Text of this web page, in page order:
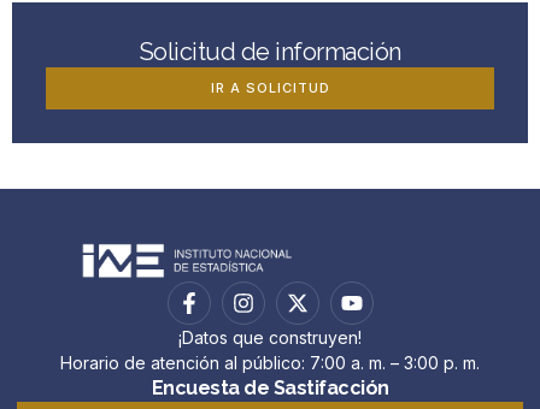
Solicitud de información
IR A SOLICITUD
¡Datos que construyen!
Horario de atención al público: 7:00 a. m. – 3:00 p. m.
Encuesta de Sastifacción